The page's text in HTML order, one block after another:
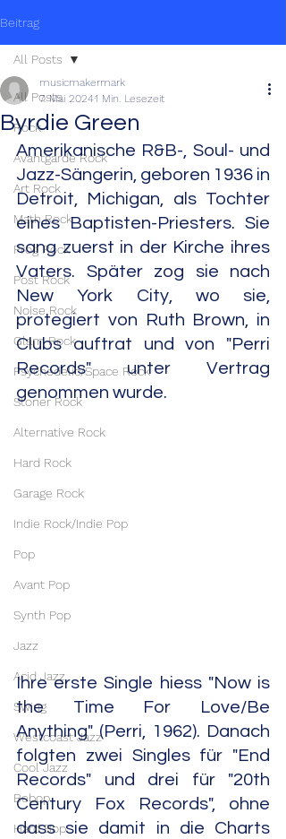
Beitrag
All Posts
Rock
Avantgarde Rock
Art Rock
Math Rock
Prog Rock
Post Rock
Noise Rock
Glam Rock
Psychedelic/Space Rock
Stoner Rock
Alternative Rock
Hard Rock
Garage Rock
Indie Rock/Indie Pop
Pop
Avant Pop
Synth Pop
Jazz
Acid Jazz
Swing
Westcoast Jazz
Cool Jazz
Bebop
Hard Bop
All Posts
Byrdie Green
musicmakermark
7. Mai 20241 Min. Lesezeit
Amerikanische R&B-, Soul- und
Jazz-Sängerin, geboren 1936 in
Detroit, Michigan, als Tochter
eines Baptisten-Priesters. Sie
sang zuerst in der Kirche ihres
Vaters. Später zog sie nach
New York City, wo sie,
protegiert von Ruth Brown, in
Clubs auftrat und von "Perri
Records" unter Vertrag
genommen wurde.
Ihre erste Single hiess "Now is
the Time For Love/Be
Anything" (Perri, 1962). Danach
folgten zwei Singles für "End
Records" und drei für "20th
Century Fox Records", ohne
dass sie damit in die Charts